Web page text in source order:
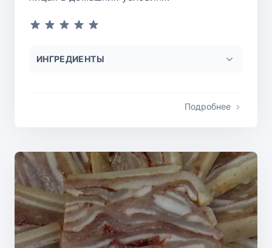
ИНГРЕДИЕНТЫ
Подробнее